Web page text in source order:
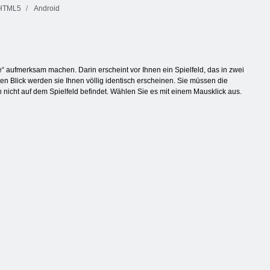
Android
aufmerksam machen. Darin erscheint vor Ihnen ein Spielfeld, das in zwei
Blick werden sie Ihnen völlig identisch erscheinen. Sie müssen die
auf dem Spielfeld befindet. Wählen Sie es mit einem Mausklick aus.